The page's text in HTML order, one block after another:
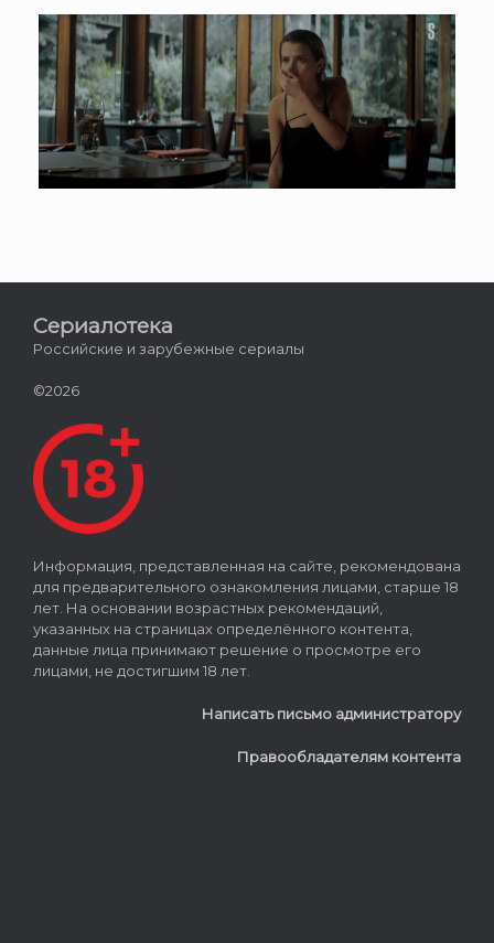
Сериалотека
Российские и зарубежные сериалы
©2026
Информация, представленная на сайте, рекомендована
для предварительного ознакомления лицами, старше 18
лет. На основании возрастных рекомендаций,
указанных на страницах определённого контента,
данные лица принимают решение о просмотре его
лицами, не достигшим 18 лет.
Написать письмо администратору
Правообладателям контента